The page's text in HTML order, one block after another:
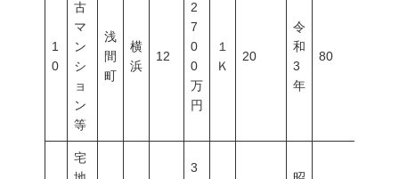
1
0
古
マ
ン
シ
ョ
ン
等
浅
間
町
横
浜
12
2
7
0
0
万
円
１
Ｋ
20
令
和
3
年
80
宅
3